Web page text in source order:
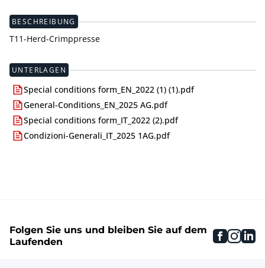
BESCHREIBUNG
T11-Herd-Crimppresse
UNTERLAGEN
Special conditions form_EN_2022 (1) (1).pdf
General-Conditions_EN_2025 AG.pdf
Special conditions form_IT_2022 (2).pdf
Condizioni-Generali_IT_2025 1AG.pdf
Folgen Sie uns und bleiben Sie auf dem
Laufenden